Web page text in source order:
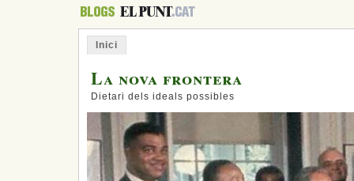
Inici
La nova frontera
Dietari dels ideals possibles